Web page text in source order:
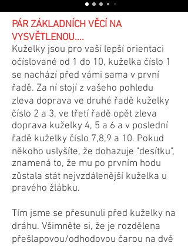
PÁR ZÁKLADNÍCH VĚCÍ NA
VYSVĚTLENOU....
​Kuželky jsou pro vaší lepší orientaci
očíslované od 1 do 10, kuželka číslo 1
se nachází před vámi sama v první
řadě. Za ní stojí z vašeho pohledu
zleva doprava ve druhé řadě kuželky
číslo 2 a 3, ve třetí řadě opět zleva
doprava kuželky 4, 5 a 6 a v poslední
řadě kuželky číslo 7,8,9 a 10. Pokud
někoho uslyšíte, že dohazuje "desítku",
znamená to, že mu po prvním hodu
zůstala stát nejvzdálenější kuželka u
pravého žlábku.
Tím jsme se přesunuli před kuželky na
dráhu. Všimněte si, že je rozdělena
přešlapovou/odhodovou čarou na dvě